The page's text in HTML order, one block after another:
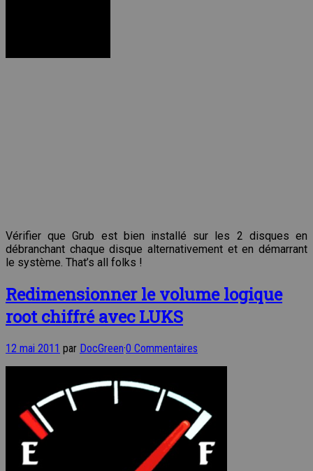
Vérifier que Grub est bien installé sur les 2 disques en
débranchant chaque disque alternativement et en démarrant
le système. That’s all folks !
Redimensionner le volume logique
root chiffré avec LUKS
12 mai 2011 par DocGreen·0 Commentaires